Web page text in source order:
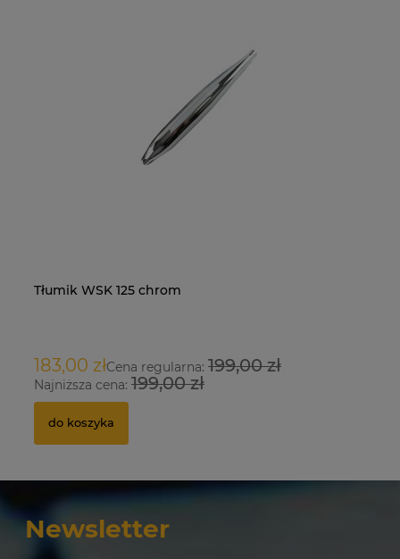
Tłumik WSK 125 chrom
183,00 złCena regularna: 199,00 zł
Najniższa cena: 199,00 zł
do koszyka
Newsletter